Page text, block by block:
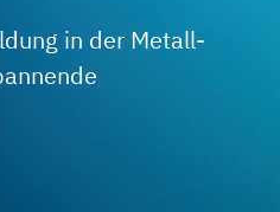
in der Metall-